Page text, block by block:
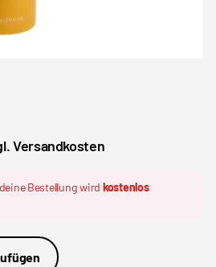
Versandkosten
Bestellung wird kostenlos